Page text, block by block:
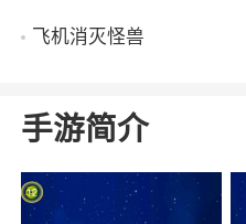
飞机消灭怪兽
手游简介